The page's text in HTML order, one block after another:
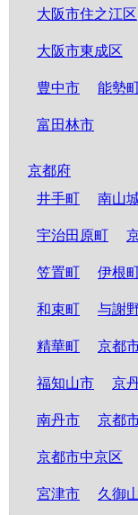
大阪市住之江区
大阪市東成区
豊中市 能勢
富田林市
京都府
井手町
南山
宇治田原町
笠置町 伊根
和束町 与謝
精華町 京都
福知山市 京
南丹市 京都
京都市中京区
宮津市 久御